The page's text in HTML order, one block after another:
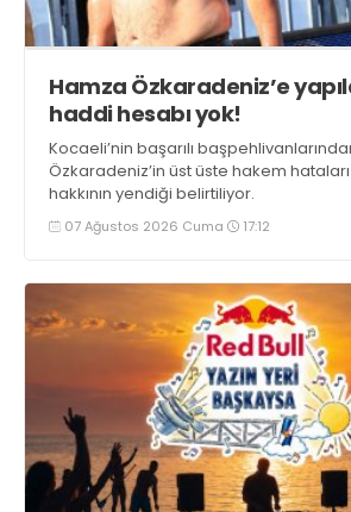
Hamza Özkaradeniz’e
haddi hesabı yok!
Kocaeli’nin başarılı
Özkaradeniz’in üst üste hakem
hakkının yendiği belirtiliyor.
07 Ağustos 2026 Cuma 17:12